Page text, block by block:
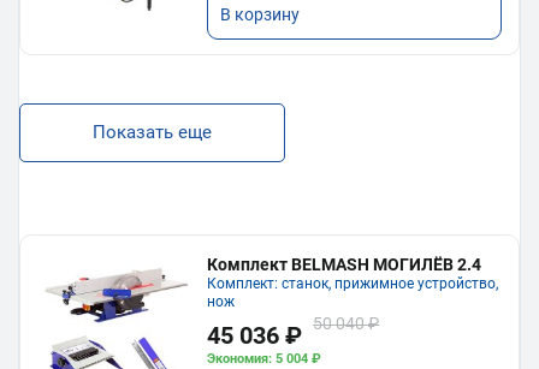
В корзину
Показать еще
Комплект BELMASH МОГИЛЁВ 2.4
Комплект: станок, прижимное устройство,
нож
45 036 ₽ 50 040 ₽
Экономия: 5 004 ₽